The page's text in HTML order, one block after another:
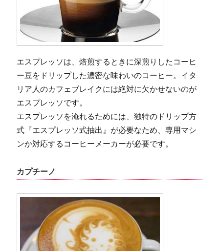
エスプレッソは、焙煎するときに深煎りしたコーヒ
ー豆をドリップした濃密な味わいのコーヒー。イタ
リア人のカフェブレイクには絶対に欠かせないのが
エスプレッソです。
エスプレッソを淹れるためには、独特のドリップ方
式『エスプレッソ式抽出』が必要なため、専用マシ
ンか対応するコーヒーメーカーが必要です。
カプチーノ